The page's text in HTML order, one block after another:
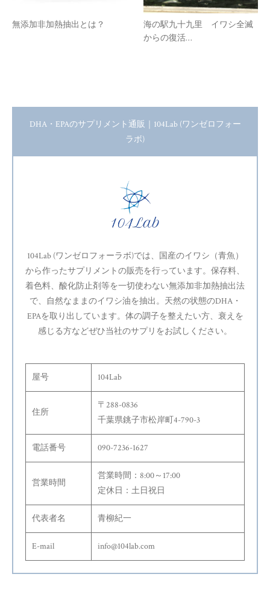
無添加非加熱抽出とは？
海の駅九十九里 イワシ全滅
からの復活…
DHA・EPAのサプリメント通販｜104Lab (ワンゼロフォー
ラボ)
104Lab (ワンゼロフォーラボ)では、国産のイワシ（青魚）
から作ったサプリメントの販売を行っています。保存料、
着色料、酸化防止剤等を一切使わない無添加非加熱抽出法
で、自然なままのイワシ油を抽出。天然の状態のDHA・
EPAを取り出しています。体の調子を整えたい方、衰えを
感じる方などぜひ当社のサプリをお試しください。
屋号 104Lab
住所
〒288-0836
千葉県銚子市松岸町4-790-3
電話番号 090-7236-1627
営業時間
営業時間：8:00～17:00
定休日：土日祝日
代表者名 青柳紀一
E-mail info@104lab.com